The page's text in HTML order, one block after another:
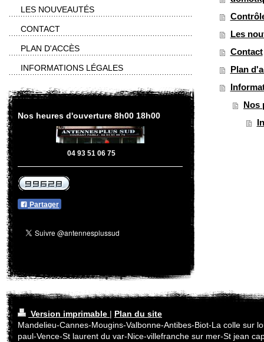
Les
Contact
Plan
Nos
LES NOUVEAUTÉS
CONTACT
PLAN D'ACCÈS
INFORMATIONS LÉGALES
Nos heures d'ouverture 8h00 18h00
04 93 51 06 75
Partager
Version imprimable | Plan du site
Mandelieu-Cannes-Mougins-Valbonne-Antibes-Biot-La colle sur
paul-Vence-St laurent du var-Nice-villefranche sur mer-St jean